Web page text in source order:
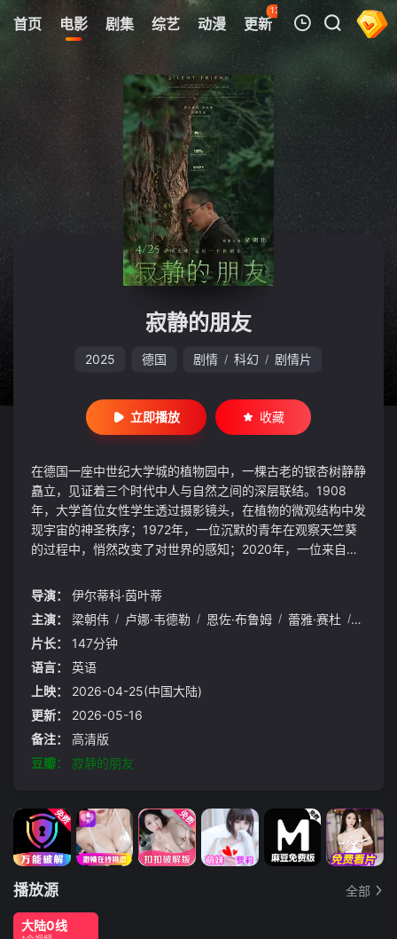
首页 电影 剧集 综艺 动漫 更新
132
热榜 APP
我的观影记录
暂无观看影片的记录
寂静的朋友
2025 德国 剧情 / 科幻 / 剧情片
立即播放 收藏
在德国一座中世纪大学城的植物园中，一棵古老的银杏树静静
矗立，见证着三个时代中人与自然之间的深层联结。1908
年，大学首位女性学生透过摄影镜头，在植物的微观结构中发
现宇宙的神圣秩序；1972年，一位沉默的青年在观察天竺葵
的过程中，悄然改变了对世界的感知；2020年，一位来自香
想不到的实验。
导演：
伊尔蒂科·茵叶蒂
主演：
梁朝伟 / 卢娜·韦德勒 / 恩佐·布鲁姆 / 蕾雅·赛杜 / 西尔
片长：
147分钟
语言：
英语
上映：
2026-04-25(中国大陆)
更新：
2026-05-16
备注：
高清版
豆瓣：
寂静的朋友
播放源 全部
大陆0线